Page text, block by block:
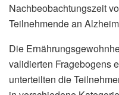
Nachbeobachtungszeit
Teilnehmende an
Die
validierten Fragebogens
unterteilten die